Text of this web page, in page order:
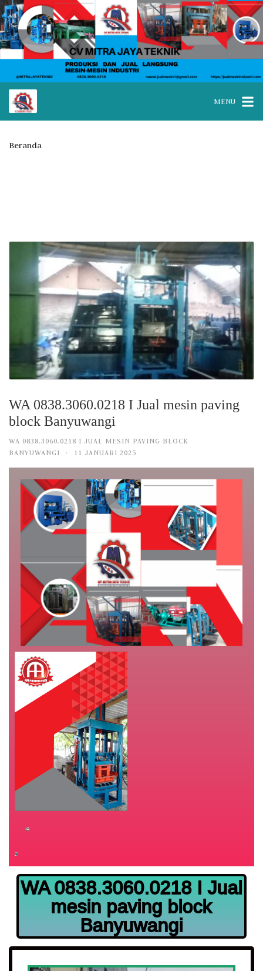
MENU
Beranda
WA 0838.3060.0218 I Jual mesin paving
block Banyuwangi
WA 0838.3060.0218 I JUAL MESIN PAVING BLOCK
BANYUWANGI
· 11 JANUARI 2025
WA 0838.3060.0218 I Jual
mesin paving block
Banyuwangi